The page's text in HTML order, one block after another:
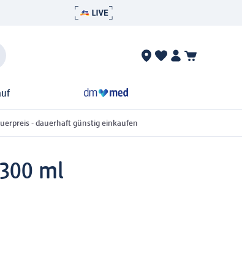
- dauerhaft günstig einkaufen
ml